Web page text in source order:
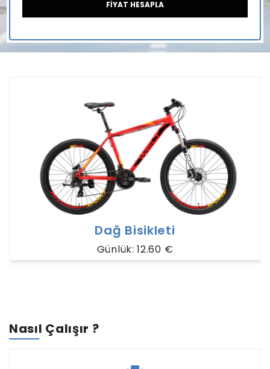
FİYAT HESAPLA
Dağ Bisikleti
Günlük: 12.60 €
3 Günlük: 29.40 €
Nasıl Çalışır ?